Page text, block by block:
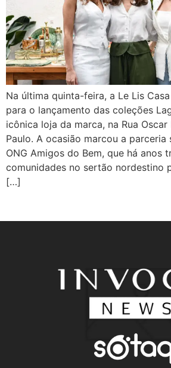
Na última quinta-feira, a Le Lis
para o lançamento das coleções
icônica loja da marca, na Rua Oscar
Paulo. A ocasião marcou a
ONG Amigos do Bem, que há anos
comunidades no sertão nordestino
[…]